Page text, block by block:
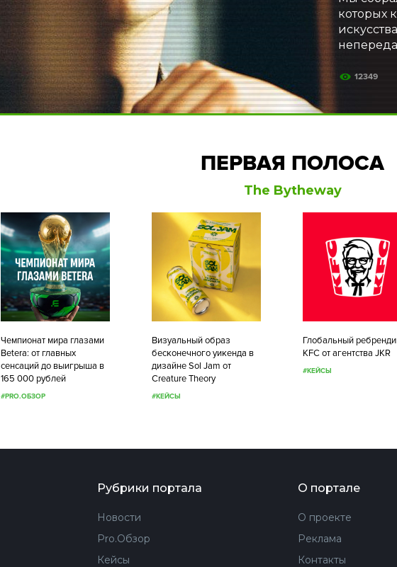
которых
12349
ПЕРВАЯ ПОЛОСА
The Bytheway
Чемпионат мира глазами
Betera: от главных
сенсаций до выигрыша в
165 000 рублей
#PRO.ОБЗОР
Визуальный образ
бесконечного уикенда в
дизайне Sol Jam от
Creature Theory
#КЕЙСЫ
Глобальный
KFC от агентства JKR
#КЕЙСЫ
Рубрики портала
Новости
Pro.Обзор
Кейсы
О портале
О проекте
Реклама
Контакты